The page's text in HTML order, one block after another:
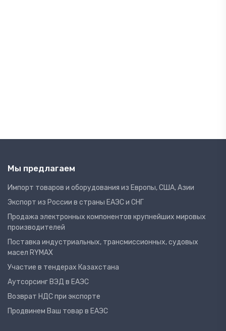
Мы предлагаем
Импорт товаров и оборудования из Европы, США, Азии
Экспорт из России в страны ЕАЭС и СНГ
Продажа электронных компонентов крупнейших мировых
производителей
Поставка индустриальных, трансмиссионных, судовых
масел RYMAX
Участие в тендерах Казахстана
Аутсорсинг ВЭД в ЕАЭС
Возврат НДС при экспорте
Продвинем Ваш товар в ЕАЭС